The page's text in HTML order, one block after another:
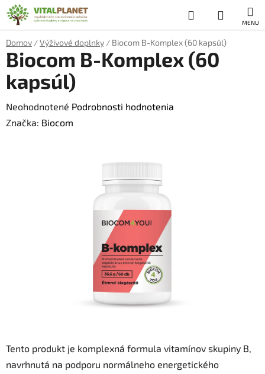
Prejsť
na
obsah
Hľadať
KOŠÍK
Domov /Výživové doplnky / Biocom B-Komplex (60 kapsúl)
Tento produkt je komplexná formula vitamínov skupiny B,
navrhnutá na podporu normálneho energetického
Biocom B-Komplex (60
kapsúl)
Priemerné
hodnotenie
Neohodnotené Podrobnosti hodnotenia
Značka: Biocom